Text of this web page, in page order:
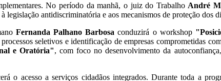
No período da manhã, o juiz do Trabalho André
legislação antidiscriminatória e aos mecanismos de proteção dos
Fernanda Palhano Barbosa conduzirá o workshop
seletivos e identificação de empresas comprometidas
e Oratória", com foco no desenvolvimento da
o acesso a serviços cidadãos integrados. Durante toda a